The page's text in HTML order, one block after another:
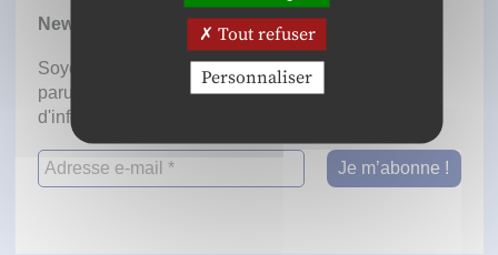
Newsletter
Soyez informé dès la mise en ligne des prochaines
parutions en vous inscrivant à notre lettre
d'information.
Tout refuser
Personnaliser